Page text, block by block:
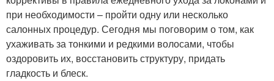
при необходимости – пройти одну или несколько
салонных процедур. Сегодня мы поговорим о том, как
ухаживать за тонкими и редкими волосами, чтобы
оздоровить их, восстановить структуру, придать
гладкость и блеск.